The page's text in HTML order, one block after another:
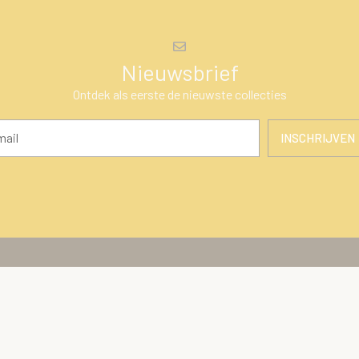
Nieuwsbrief
Ontdek als eerste de nieuwste collecties
INSCHRIJVEN